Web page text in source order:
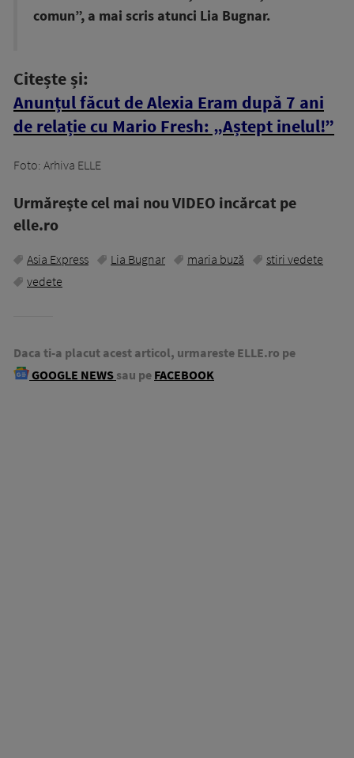
comun”, a mai scris atunci Lia Bugnar.
Citește și:
Anunțul făcut de Alexia Eram după 7 ani
de relație cu Mario Fresh: „Aștept inelul!”
Foto: Arhiva ELLE
Urmăreşte cel mai nou VIDEO incărcat pe
elle.ro
Asia Express Lia Bugnar maria buză
stiri vedete
vedete
Daca ti-a placut acest articol, urmareste ELLE.ro pe
GOOGLE NEWS sau pe FACEBOOK